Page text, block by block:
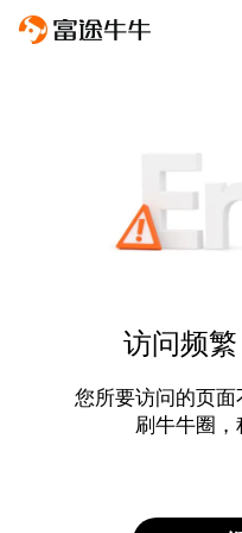
访问频
您所要访问的页
刷牛牛圈，